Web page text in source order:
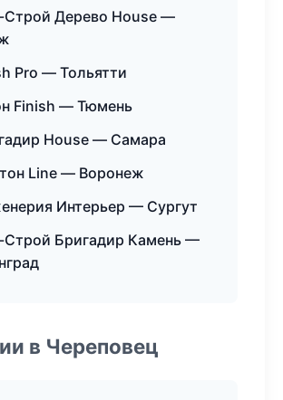
Строй Дерево House —
Pro — Тольятти
Finish — Тюмень
House — Самара
Line — Воронеж
Интерьер — Сургут
Строй Бригадир Камень —
в Череповец